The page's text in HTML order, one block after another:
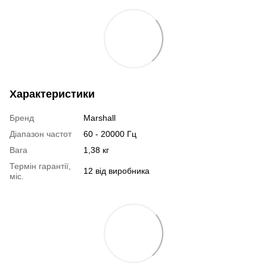
Характеристики
Бренд
Marshall
Діапазон частот
60 - 20000 Гц
Вага
1,38 кг
Термін гарантії,
міс.
12 від виробника